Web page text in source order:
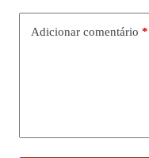
Adicionar comentário *